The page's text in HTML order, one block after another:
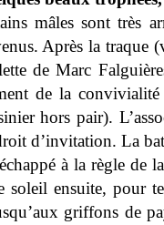
mâles sont très
Après la traque
de Marc
de la convivialité
hors pair).
d’invitation. La
à la règle de
soleil ensuite, pour
griffons de